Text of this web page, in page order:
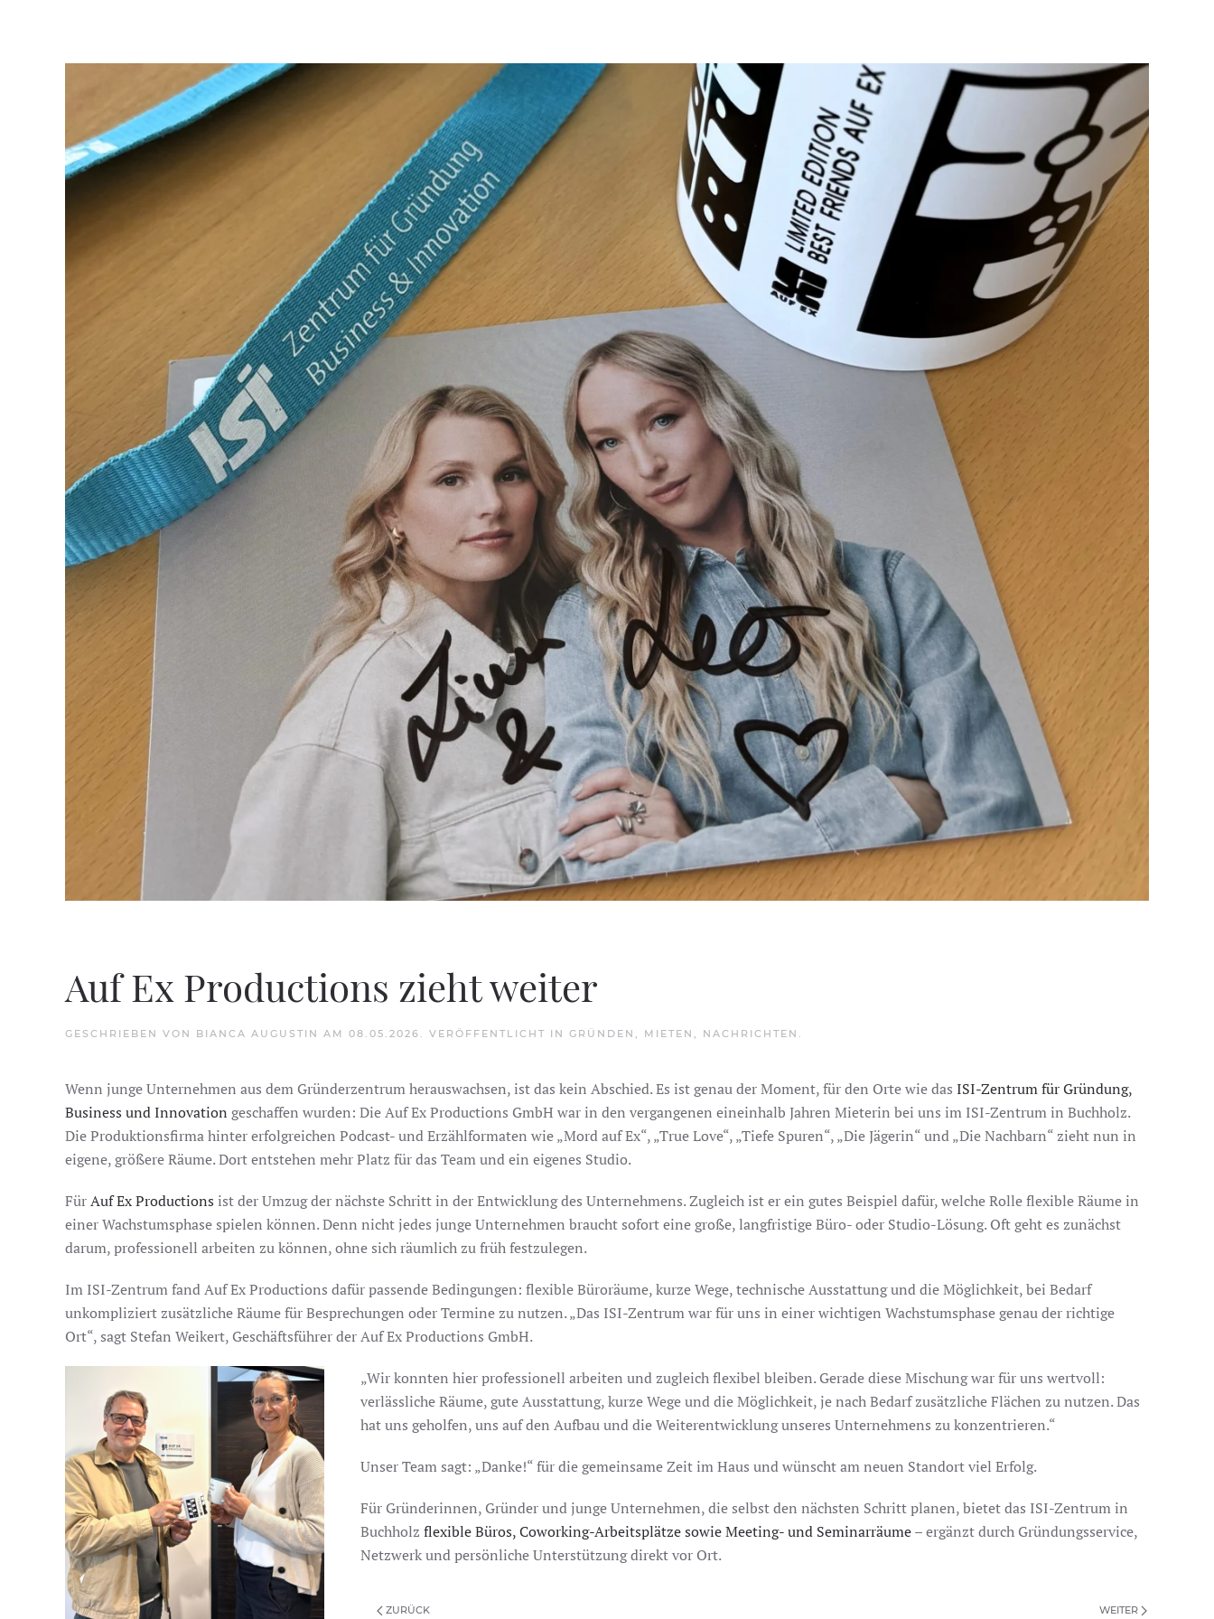
Auf Ex Productions zieht weiter
GESCHRIEBEN VON BIANCA AUGUSTIN AM 08.05.2026 . VERÖFFENTLICHT IN GRÜNDEN MIETEN NACHRICHTEN
Wenn junge Unternehmen aus dem Gründerzentrum herauswachsen, ist das kein Abschied. Es ist genau der Moment, für den Orte wie das ISI-Zentrum für Gründung,
Business und Innovation geschaffen wurden: Die Auf Ex Productions GmbH war in den vergangenen eineinhalb Jahren Mieterin bei uns im ISI-Zentrum in Buchholz.
Die Produktionsfirma hinter erfolgreichen Podcast- und Erzählformaten wie „Mord auf Ex“, „True Love“, „Tiefe Spuren“, „Die Jägerin“ und „Die Nachbarn“ zieht nun in
eigene, größere Räume. Dort entstehen mehr Platz für das Team und ein eigenes Studio.
FürAuf Ex Productions ist der Umzug der nächste Schritt in der Entwicklung des Unternehmens. Zugleich ist er ein gutes Beispiel dafür, welche Rolle flexible Räume in
einer Wachstumsphase spielen können. Denn nicht jedes junge Unternehmen braucht sofort eine große, langfristige Büro- oder Studio-Lösung. Oft geht es zunächst
darum, professionell arbeiten zu können, ohne sich räumlich zu früh festzulegen.
Im ISI-Zentrum fand Auf Ex Productions dafür passende Bedingungen: flexible Büroräume, kurze Wege, technische Ausstattung und die Möglichkeit, bei Bedarf
unkompliziert zusätzliche Räume für Besprechungen oder Termine zu nutzen. „Das ISI-Zentrum war für uns in einer wichtigen Wachstumsphase genau der richtige
Ort“, sagt Stefan Weikert, Geschäftsführer der Auf Ex Productions GmbH.
„Wir konnten hier professionell arbeiten und zugleich flexibel bleiben. Gerade diese Mischung war für uns wertvoll:
verlässliche Räume, gute Ausstattung, kurze Wege und die Möglichkeit, je nach Bedarf zusätzliche Flächen zu nutzen. Das
hat uns geholfen, uns auf den Aufbau und die Weiterentwicklung unseres Unternehmens zu konzentrieren.“
Unser Team sagt: „Danke!“ für die gemeinsame Zeit im Haus und wünscht am neuen Standort viel Erfolg.
Für Gründerinnen, Gründer und junge Unternehmen, die selbst den nächsten Schritt planen, bietet das ISI-Zentrum in
Buchholz flexible Büros, Coworking-Arbeitsplätze sowie Meeting- und Seminarräume– ergänzt durch Gründungsservice,
Netzwerk und persönliche Unterstützung direkt vor Ort.
ZURÜCK WEITER